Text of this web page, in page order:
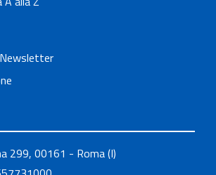
299, 00161 - Roma (I)